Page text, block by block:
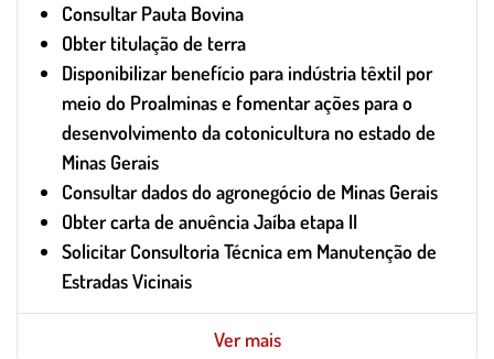
Consultar Pauta Bovina
Obter titulação de terra
Disponibilizar benefício para indústria têxtil por
meio do Proalminas e fomentar ações para o
desenvolvimento da cotonicultura no estado de
Minas Gerais
Consultar dados do agronegócio de Minas Gerais
Obter carta de anuência Jaíba etapa II
Solicitar Consultoria Técnica em Manutenção de
Estradas Vicinais
Ver mais